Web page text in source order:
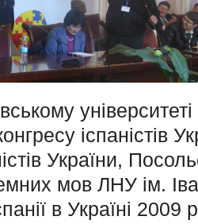
іспаністів
України,
мов ЛНУ ім.
в Україні 2009